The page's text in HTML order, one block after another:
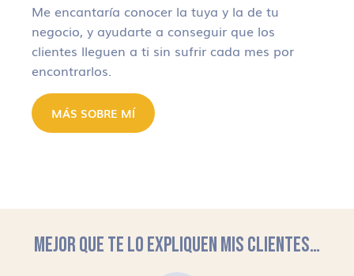
Me encantaría conocer la tuya y la de tu
negocio, y ayudarte a conseguir que los
clientes lleguen a ti sin sufrir cada mes por
encontrarlos.
MÁS SOBRE MÍ
MEJOR QUE TE LO EXPLIQUEN MIS CLIENTES…